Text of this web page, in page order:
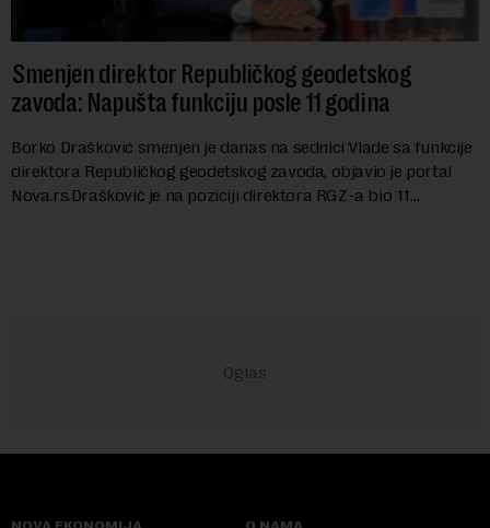
Smenjen direktor Republičkog geodetskog
zavoda: Napušta funkciju posle 11 godina
Borko Drašković smenjen je danas na sednici Vlade sa funkcije
direktora Republičkog geodetskog zavoda, objavio je portal
Nova.rs.Drašković je na poziciji direktora RGZ-a bio 11